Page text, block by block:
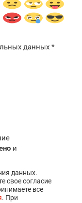
данных *
и
данных.
свое согласие
все
. При